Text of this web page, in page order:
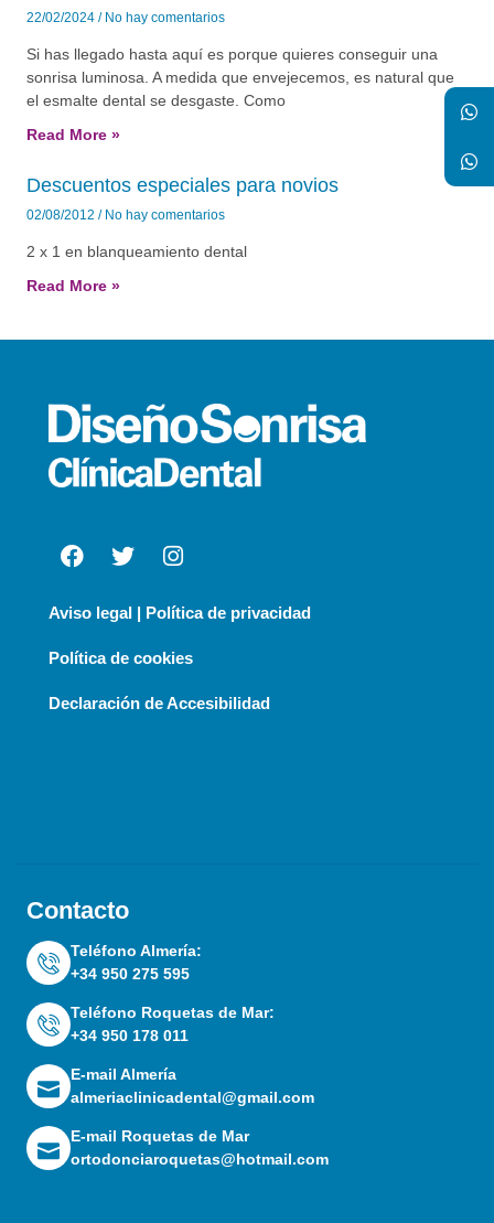
22/02/2024 No hay comentarios
Si has llegado hasta aquí es porque quieres conseguir una
sonrisa luminosa. A medida que envejecemos, es natural que
el esmalte dental se desgaste. Como
Read More »
Descuentos especiales para novios
02/08/2012 No hay comentarios
2 x 1 en blanqueamiento dental
Read More »
Contacto
Teléfono Almería:
+34 950 275 595
Teléfono Roquetas de Mar:
+34 950 178 011
E-mail Almería
almeriaclinicadental@gmail.com
E-mail Roquetas de Mar
ortodonciaroquetas@hotmail.com
Aviso legal | Política de privacidad
Política de cookies
Declaración de Accesibilidad